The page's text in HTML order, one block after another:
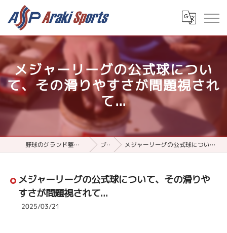
メジャーリーグの公式球につい
て、その滑りやすさが問題視され
て...
野球のグランド整備用品ならアラキスポーツ ブログ メジャーリーグの公式球について、その滑りやすさが問題視されて...
メジャーリーグの公式球について、その滑りや
すさが問題視されて...
2025/03/21